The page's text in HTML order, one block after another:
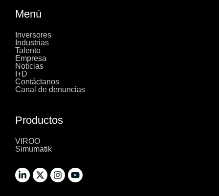
Menú
Inversores
Industrias
Talento
Empresa
Noticias
I+D
Contáctanos
Canal de denuncias
Productos
VIROO
Simumatik